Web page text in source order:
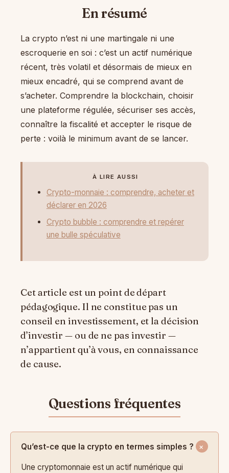
En résumé
La crypto n’est ni une martingale ni une
escroquerie en soi : c’est un actif numérique
récent, très volatil et désormais de mieux en
mieux encadré, qui se comprend avant de
s’acheter. Comprendre la blockchain, choisir
une plateforme régulée, sécuriser ses accès,
connaître la fiscalité et accepter le risque de
perte : voilà le minimum avant de se lancer.
À LIRE AUSSI
Crypto-monnaie : comprendre, acheter et
déclarer en 2026
Crypto bubble : comprendre et repérer
une bulle spéculative
Cet article est un point de départ
pédagogique. Il ne constitue pas un
conseil en investissement, et la décision
d’investir — ou de ne pas investir —
n’appartient qu’à vous, en connaissance
de cause.
Qu’est-ce que la crypto en termes simples ?
Une cryptomonnaie est un actif numérique qui